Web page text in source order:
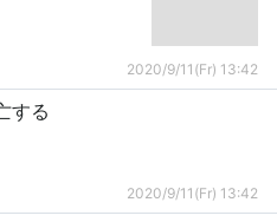
2020/9/11(Fr) 13:42
する
2020/9/11(Fr) 13:42